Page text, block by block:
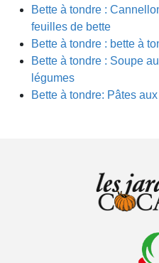
Bette à tondre :
feuilles de bette
Bette à tondre : bette à
Bette à tondre : Soupe
légumes
Bette à tondre: Pâtes